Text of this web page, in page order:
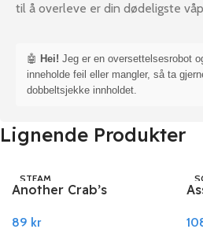
til å overleve er din dødeligste
🤖 Hei! Jeg er en oversettelsesrobot
inneholde feil eller mangler, så ta
dobbeltsjekke innholdet.
Lignende Produkter
STEAM
Another Crab’s
89 kr